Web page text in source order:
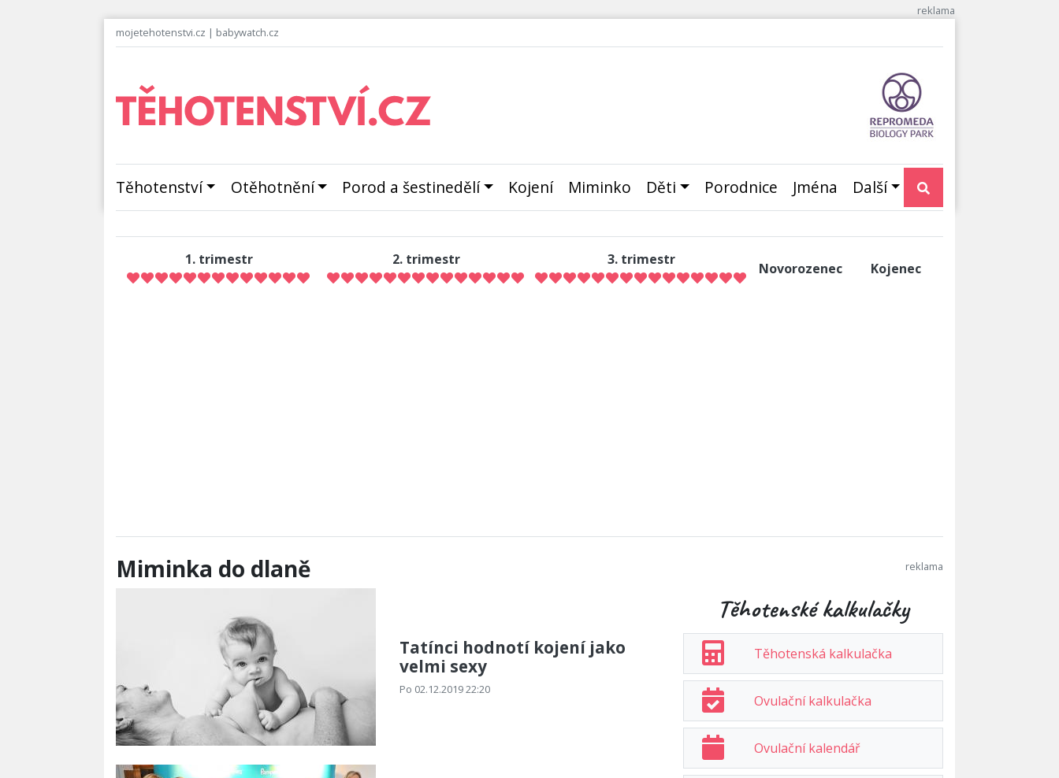
mojetehotenstvi.cz | babywatch.cz
Těhotenství Otěhotnění Porod a šestinedělí Kojení Miminko Děti Porodnice Jména Další
1. trimestr 2. trimestr 3. trimestr
Novorozenec Kojenec
Miminka do dlaně
Tatínci hodnotí kojení jako
velmi sexy
Po 02.12.2019 22:20
Těhotenské kalkulačky
Těhotenská kalkulačka
Ovulační kalkulačka
Ovulační kalendář